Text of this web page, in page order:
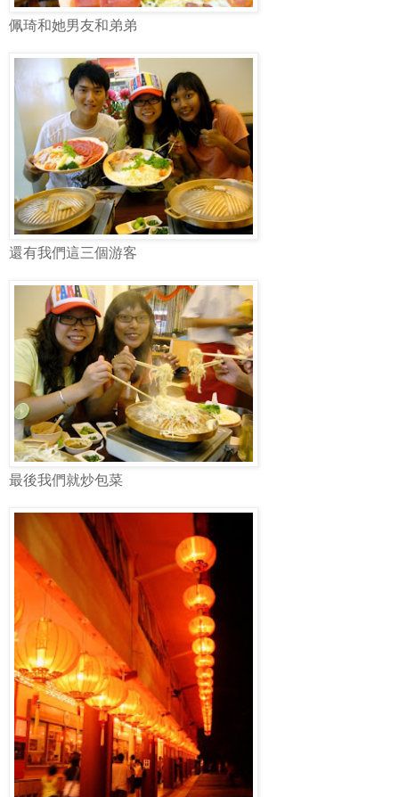
佩琦和她男友和弟弟
還有我們這三個游客
最後我們就炒包菜